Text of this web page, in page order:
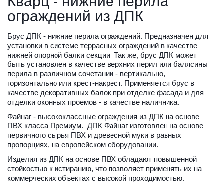
ограждений из ДПК
Брус ДПК - нижние перила ограждений. Предназначен для
установки в системе террасных ограждений в качестве
нижней опорной балки секции. Так же, брус ДПК может
быть установлен в качестве верхних перил или балясины
перила в различном сочетании - вертикально,
горизонтально или крест-накрест. Применяется брус в
качестве декоративных балок при отделке фасада и для
отделки оконных проемов - в качестве наличника.
Файнаг - высококлассные ограждения из ДПК на основе
ПВХ класса Премиум.  ДПК Файнаг изготовлен на основе
первичного сырья ПВХ и древесной муки в равных
пропорциях, на европейском оборудовании.
Изделия из ДПК на основе ПВХ обладают повышенной
стойкостью к истиранию, что позволяет применять их на
коммерческих объектах с высокой проходимостью.